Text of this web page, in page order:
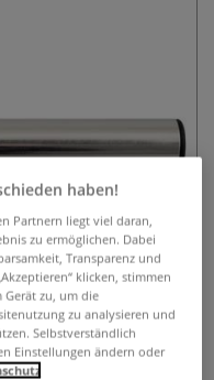
haben!
Partnern liegt viel daran,
zu ermöglichen. Dabei
Transparenz und
klicken, stimmen
Gerät zu, um die
zu analysieren und
Selbstverständlich
Einstellungen ändern oder